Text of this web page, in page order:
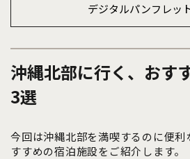
デジタルパンフレッ
沖縄北部に行く、おす
3選
今回は沖縄北部を満喫するのに便
すすめの宿泊施設をご紹介します。